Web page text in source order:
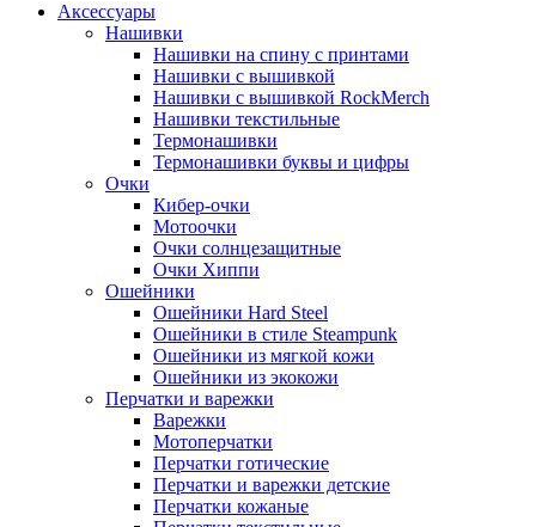
Аксессуары
Нашивки
Нашивки на спину с принтами
Нашивки с вышивкой
Нашивки с вышивкой RockMerch
Нашивки текстильные
Термонашивки
Термонашивки буквы и цифры
Очки
Кибер-очки
Мотоочки
Очки солнцезащитные
Очки Хиппи
Ошейники
Ошейники Hard Steel
Ошейники в стиле Steampunk
Ошейники из мягкой кожи
Ошейники из экокожи
Перчатки и варежки
Варежки
Мотоперчатки
Перчатки готические
Перчатки и варежки детские
Перчатки кожаные